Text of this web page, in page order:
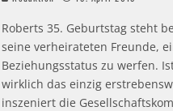
Roberts 35. Geburtstag steht
seine verheirateten Freunde,
Beziehungsstatus zu werfen.
wirklich das einzig
inszeniert die